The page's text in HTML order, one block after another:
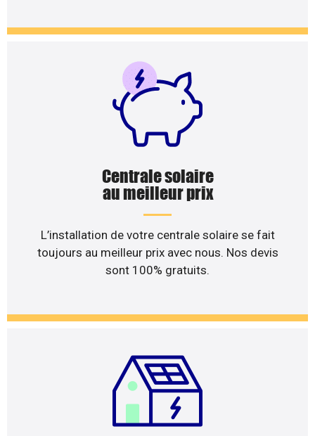
Centrale solaire
au meilleur prix
L’installation de votre centrale solaire se fait
toujours au meilleur prix avec nous. Nos devis
sont 100% gratuits.